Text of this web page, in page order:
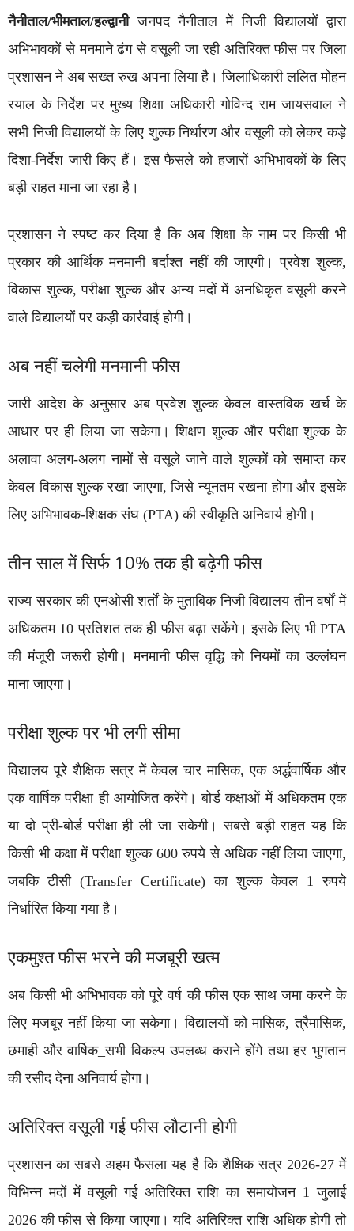
नैनीताल/भीमताल/हल्द्वानीजनपद नैनीताल में निजी विद्यालयों द्वारा
अभिभावकों से मनमाने ढंग से वसूली जा रही अतिरिक्त फीस पर जिला
प्रशासन ने अब सख्त रुख अपना लिया है। जिलाधिकारी ललित मोहन
रयाल के निर्देश पर मुख्य शिक्षा अधिकारी गोविन्द राम जायसवाल ने
सभी निजी विद्यालयों के लिए शुल्क निर्धारण और वसूली को लेकर कड़े
दिशा-निर्देश जारी किए हैं। इस फैसले को हजारों अभिभावकों के लिए
बड़ी राहत माना जा रहा है।
प्रशासन ने स्पष्ट कर दिया है कि अब शिक्षा के नाम पर किसी भी
प्रकार की आर्थिक मनमानी बर्दाश्त नहीं की जाएगी। प्रवेश शुल्क,
विकास शुल्क, परीक्षा शुल्क और अन्य मदों में अनधिकृत वसूली करने
वाले विद्यालयों पर कड़ी कार्रवाई होगी।
अब नहीं चलेगी मनमानी फीस
जारी आदेश के अनुसार अब प्रवेश शुल्क केवल वास्तविक खर्च के
आधार पर ही लिया जा सकेगा। शिक्षण शुल्क और परीक्षा शुल्क के
अलावा अलग-अलग नामों से वसूले जाने वाले शुल्कों को समाप्त कर
केवल विकास शुल्क रखा जाएगा, जिसे न्यूनतम रखना होगा और इसके
लिए अभिभावक-शिक्षक संघ (PTA) की स्वीकृति अनिवार्य होगी।
तीन साल में सिर्फ 10% तक ही बढ़ेगी फीस
राज्य सरकार की एनओसी शर्तों के मुताबिक निजी विद्यालय तीन वर्षों में
अधिकतम 10 प्रतिशत तक ही फीस बढ़ा सकेंगे। इसके लिए भी PTA
की मंजूरी जरूरी होगी। मनमानी फीस वृद्धि को नियमों का उल्लंघन
माना जाएगा।
परीक्षा शुल्क पर भी लगी सीमा
विद्यालय पूरे शैक्षिक सत्र में केवल चार मासिक, एक अर्द्धवार्षिक और
एक वार्षिक परीक्षा ही आयोजित करेंगे। बोर्ड कक्षाओं में अधिकतम एक
या दो प्री-बोर्ड परीक्षा ही ली जा सकेगी। सबसे बड़ी राहत यह कि
किसी भी कक्षा में परीक्षा शुल्क 600 रुपये से अधिक नहीं लिया जाएगा,
जबकि टीसी (Transfer Certificate) का शुल्क केवल 1 रुपये
निर्धारित किया गया है।
एकमुश्त फीस भरने की मजबूरी खत्म
अब किसी भी अभिभावक को पूरे वर्ष की फीस एक साथ जमा करने के
लिए मजबूर नहीं किया जा सकेगा। विद्यालयों को मासिक, त्रैमासिक,
छमाही और वार्षिक_सभी विकल्प उपलब्ध कराने होंगे तथा हर भुगतान
की रसीद देना अनिवार्य होगा।
अतिरिक्त वसूली गई फीस लौटानी होगी
प्रशासन का सबसे अहम फैसला यह है कि शैक्षिक सत्र 2026-27 में
विभिन्न मदों में वसूली गई अतिरिक्त राशि का समायोजन 1 जुलाई
2026 की फीस से किया जाएगा। यदि अतिरिक्त राशि अधिक होगी तो